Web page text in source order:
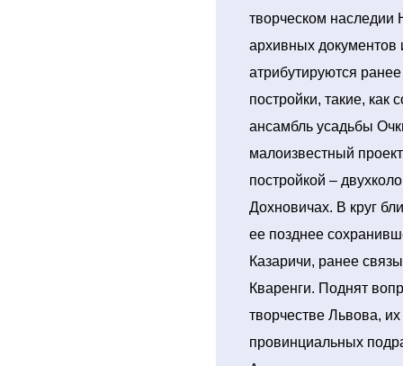
творческом
архивных документов
атрибутируются
постройки, такие, как
ансамбль усадьбы
малоизвестный
постройкой –
Дохновичах. В круг
ее позднее
Казаричи, ранее
Кваренги. Поднят
творчестве Львова,
провинциальных